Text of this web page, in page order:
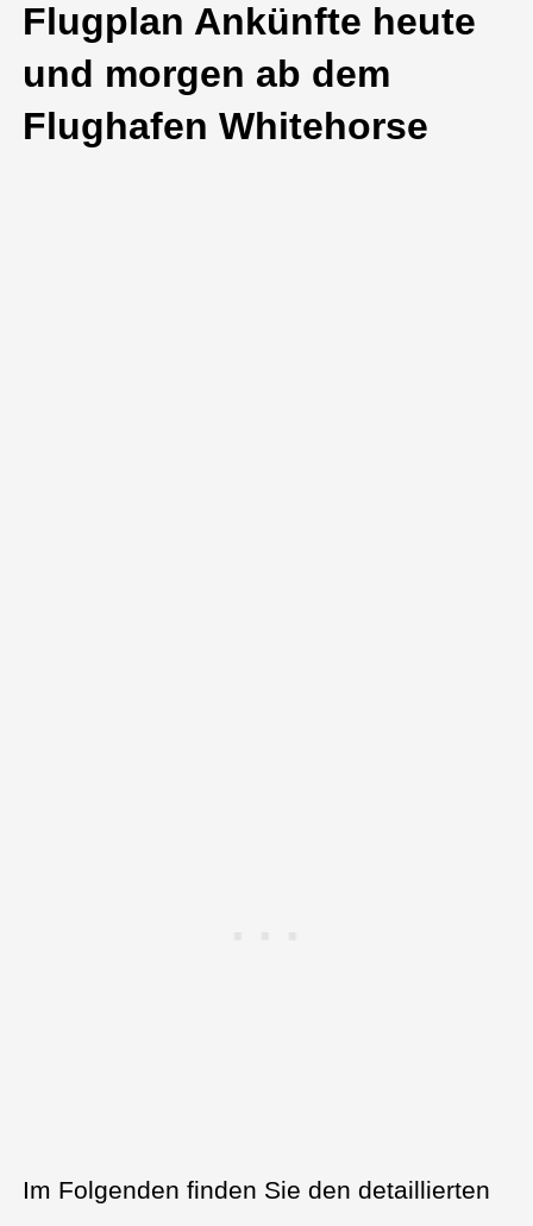
Flugplan Ankünfte heute
und morgen ab dem
Flughafen Whitehorse
Im Folgenden finden Sie den detaillierten